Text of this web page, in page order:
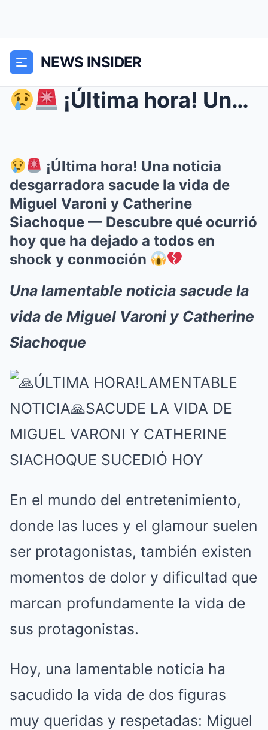
NEWS INSIDER
¡Última hora! Una noticia desgarradora sacude l...
¡Última hora! Una noticia
desgarradora sacude la vida de
Miguel Varoni y Catherine
Siachoque — Descubre qué ocurrió
hoy que ha dejado a todos en
shock y conmoción
Una lamentable noticia sacude la
vida de Miguel Varoni y Catherine
Siachoque
En el mundo del entretenimiento,
donde las luces y el glamour suelen
ser protagonistas, también existen
momentos de dolor y dificultad que
marcan profundamente la vida de
sus protagonistas.
Hoy, una lamentable noticia ha
sacudido la vida de dos figuras
muy queridas y respetadas: Miguel